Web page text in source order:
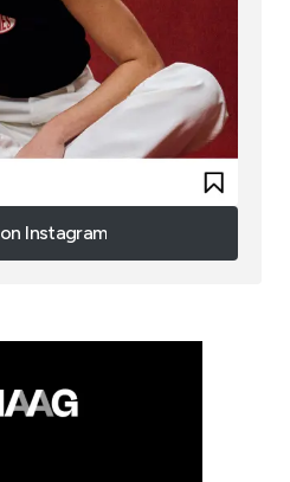
Instagram
Instagram